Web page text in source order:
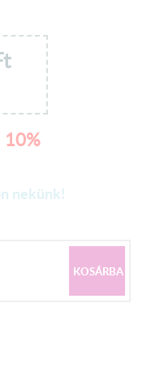
10%
nekünk!